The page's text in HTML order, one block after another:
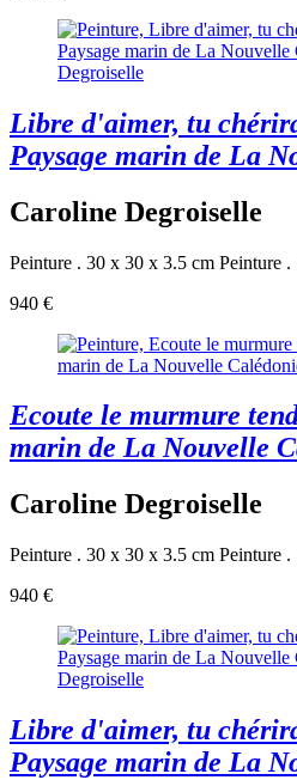
Libre d'aimer, tu
Paysage marin de La
Caroline Degroiselle
Peinture . 30 x 30 x 3.5 cm Peinture .
940 €
Ecoute le murmure
marin de La Nouvelle
Caroline Degroiselle
Peinture . 30 x 30 x 3.5 cm Peinture .
940 €
Libre d'aimer, tu
Paysage marin de La